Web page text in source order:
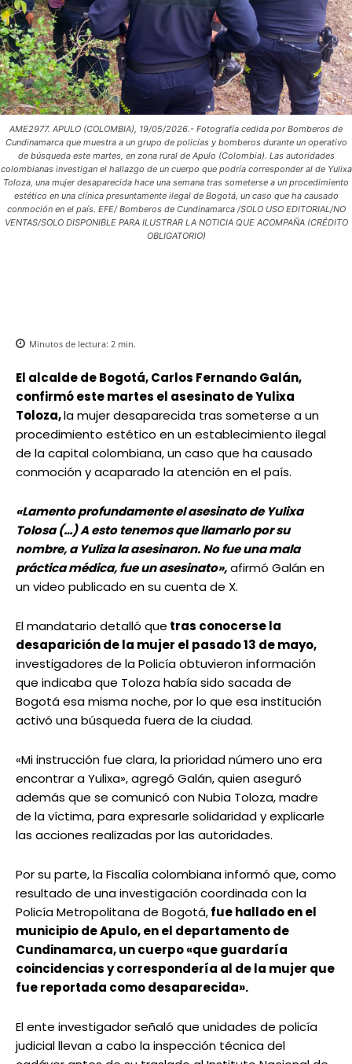
AME2977. APULO (COLOMBIA), 19/05/2026.- Fotografía cedida por Bomberos de
Cundinamarca que muestra a un grupo de policías y bomberos durante un operativo
de búsqueda este martes, en zona rural de Apulo (Colombia). Las autoridades
colombianas investigan el hallazgo de un cuerpo que podría corresponder al de Yulixa
Toloza, una mujer desaparecida hace una semana tras someterse a un procedimiento
estético en una clínica presuntamente ilegal de Bogotá, un caso que ha causado
conmoción en el país. EFE/ Bomberos de Cundinamarca /SOLO USO EDITORIAL/NO
VENTAS/SOLO DISPONIBLE PARA ILUSTRAR LA NOTICIA QUE ACOMPAÑA (CRÉDITO
OBLIGATORIO)
Minutos de lectura: 2 min.
El alcalde de Bogotá, Carlos Fernando Galán,
confirmó este martes el asesinato de Yulixa
Toloza,la mujer desaparecida tras someterse a un
procedimiento estético en un establecimiento ilegal
de la capital colombiana, un caso que ha causado
conmoción y acaparado la atención en el país.
«Lamento profundamente el asesinato de Yulixa
Tolosa (…) A esto tenemos que llamarlo por su
nombre, a Yuliza la asesinaron. No fue una mala
práctica médica, fue un asesinato»,afirmó Galán en
un video publicado en su cuenta de X.
El mandatario detalló que tras conocerse la
desaparición de la mujer el pasado 13 de mayo,
investigadores de la Policía obtuvieron información
que indicaba que Toloza había sido sacada de
Bogotá esa misma noche, por lo que esa institución
activó una búsqueda fuera de la ciudad.
«Mi instrucción fue clara, la prioridad número uno era
encontrar a Yulixa», agregó Galán, quien aseguró
además que se comunicó con Nubia Toloza, madre
de la víctima, para expresarle solidaridad y explicarle
las acciones realizadas por las autoridades.
Por su parte, la Fiscalía colombiana informó que, como
resultado de una investigación coordinada con la
Policía Metropolitana de Bogotá,fue hallado en el
municipio de Apulo, en el departamento de
Cundinamarca, un cuerpo «que guardaría
coincidencias y correspondería al de la mujer que
fue reportada como desaparecida».
El ente investigador señaló que unidades de policía
judicial llevan a cabo la inspección técnica del